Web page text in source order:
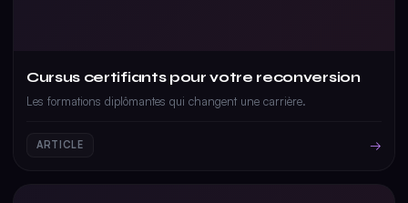
Cursus certifiants pour votre reconversion
Les formations diplômantes qui changent une carrière.
ARTICLE →